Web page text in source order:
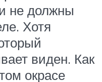
не должны
Хотя
виден. Как
окрасе